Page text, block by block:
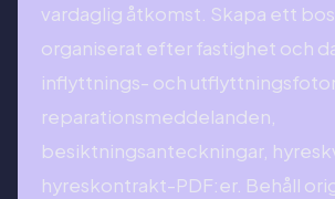
vardaglig åtkomst. Skapa ett
organiserat efter fastighet och
inflyttnings- och
reparationsmeddelanden,
besiktningsanteckningar,
hyreskontrakt-PDF:er. Behåll